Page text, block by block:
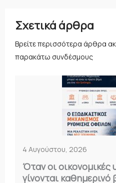
Σχετικά άρθρα
Βρείτε περισσότερα άρθρα
παρακάτω συνδέσμους
4 Αυγούστου, 2026
Όταν οι οικονομικές
γίνονται